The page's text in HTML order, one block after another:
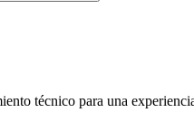
técnico para una